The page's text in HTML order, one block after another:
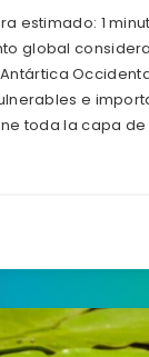
estimado: 1
global
e
toda la capa de